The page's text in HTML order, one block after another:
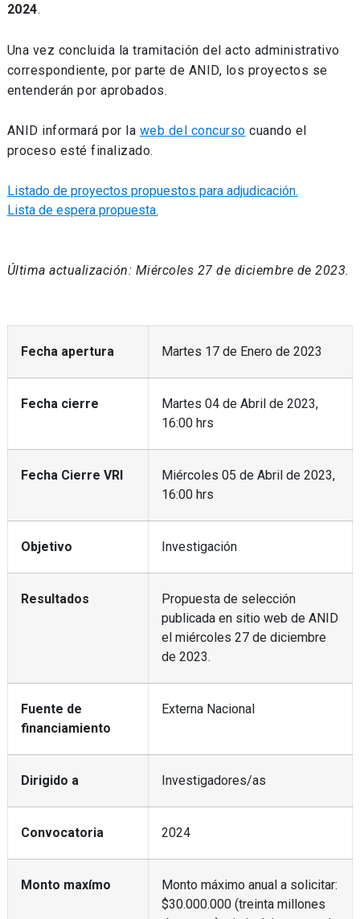
2024.
Una vez concluida la tramitación del acto administrativo
correspondiente, por parte de ANID, los proyectos se
entenderán por aprobados.
ANID informará por la web del concurso cuando el
proceso esté finalizado.
Listado de proyectos propuestos para adjudicación.
Lista de espera propuesta.
Última actualización: Miércoles 27 de diciembre de 2023.
Fecha apertura Martes 17 de Enero de 2023
Fecha cierre
Martes 04 de Abril de 2023,
16:00 hrs
Fecha Cierre VRI
Miércoles 05 de Abril de 2023,
16:00 hrs
Objetivo Investigación
Resultados
Propuesta de selección
publicada en sitio web de ANID
el miércoles 27 de diciembre
de 2023.
Fuente de
financiamiento
Externa Nacional
Dirigido a Investigadores/as
Convocatoria 2024
Monto maxímo
Monto máximo anual a solicitar:
$30.000.000 (treinta millones